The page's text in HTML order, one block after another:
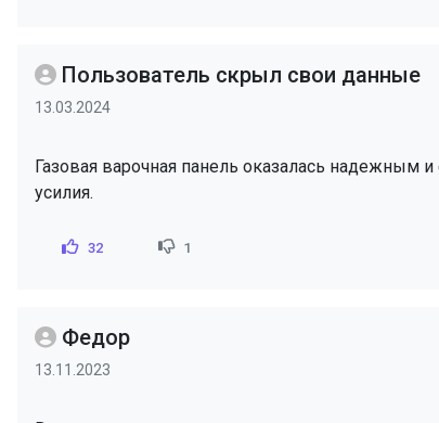
Пользователь скрыл свои данные
13.03.2024
Газовая варочная панель оказалась надежным
усилия.
32 1
Федор
13.11.2023